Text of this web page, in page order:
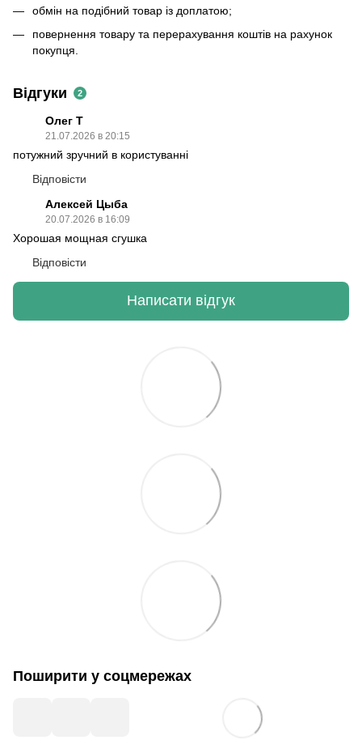
обмін на подібний товар із доплатою;
повернення товару та перерахування коштів на рахунок
покупця.
Відгуки 2
Олег Т
21.07.2026 в 20:15
потужний зручний в користуванні
Відповісти
Алексей Цыба
20.07.2026 в 16:09
Хорошая мощная сгушка
Відповісти
Написати відгук
Поширити у соцмережах